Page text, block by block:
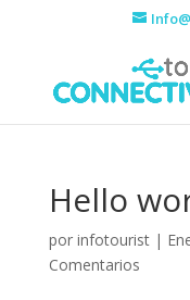
Hello
por infotourist|
Comentarios